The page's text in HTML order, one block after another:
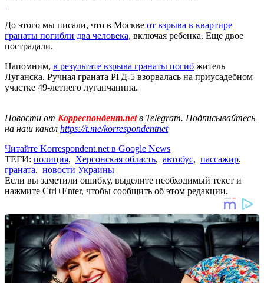
До этого мы писали, что в Москве от взрыва в квартире
гранаты погибли два человека, включая ребенка. Еще двое
пострадали.
Напомним, в результате взрыва гранаты погиб житель
Луганска. Ручная граната РГД-5 взорвалась на приусадебном
участке 49-летнего луганчанина.
Новости от Корреспондент.netв Telegram. Подписывайтесь
на наш канал https://t.me/korrespondentnet
Читайте Korrespondent.net в Google News
ТЕГИ: полиция, Херсонская область, автобус, пассажир,
граната, новости Украины
Если вы заметили ошибку, выделите необходимый текст и
нажмите Ctrl+Enter, чтобы сообщить об этом редакции.